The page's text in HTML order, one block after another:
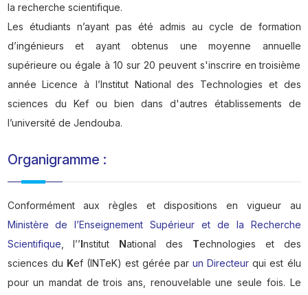
la recherche scientifique.
Les étudiants n’ayant pas été admis au cycle de formation
d’ingénieurs et ayant obtenus une moyenne annuelle
supérieure ou égale à 10 sur 20 peuvent s'inscrire en troisième
année Licence à l’Institut National des Technologies et des
sciences du Kef ou bien dans d'autres établissements de
l’université de Jendouba.
Organigramme :
Conformément aux règles et dispositions en vigueur au
Ministère de l’Enseignement Supérieur et de la Recherche
Scientifique , l’’Institut National des Technologies et des
sciences du Kef (INTeK) est gérée parun Directeur qui est élu
pour un mandat de trois ans, renouvelable une seule fois. Le